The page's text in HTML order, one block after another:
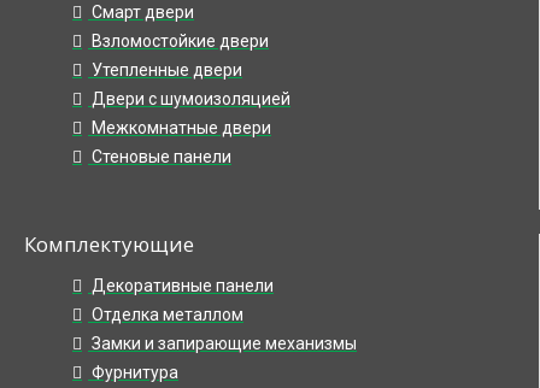
Смарт двери
Взломостойкие двери
Утепленные двери
Двери с шумоизоляцией
Межкомнатные двери
Стеновые панели
Комплектующие
Декоративные панели
Отделка металлом
Замки и запирающие механизмы
Фурнитура